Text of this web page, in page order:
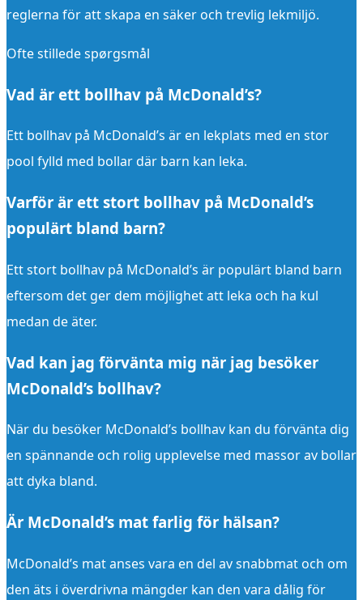
reglerna för att skapa en säker och trevlig lekmiljö.
Ofte stillede spørgsmål
Vad är ett bollhav på McDonald’s?
Ett bollhav på McDonald’s är en lekplats med en stor
pool fylld med bollar där barn kan leka.
Varför är ett stort bollhav på McDonald’s
populärt bland barn?
Ett stort bollhav på McDonald’s är populärt bland barn
eftersom det ger dem möjlighet att leka och ha kul
medan de äter.
Vad kan jag förvänta mig när jag besöker
McDonald’s bollhav?
När du besöker McDonald’s bollhav kan du förvänta dig
en spännande och rolig upplevelse med massor av bollar
att dyka bland.
Är McDonald’s mat farlig för hälsan?
McDonald’s mat anses vara en del av snabbmat och om
den äts i överdrivna mängder kan den vara dålig för